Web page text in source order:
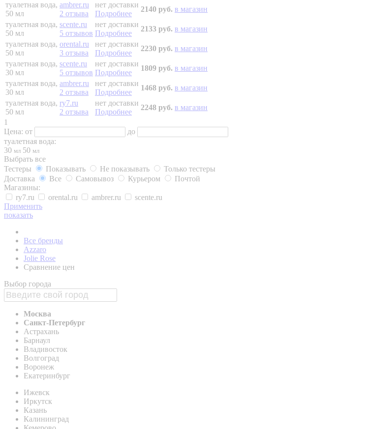
туалетная вода,
50 мл
ambrer.ru
2 отзыва
нет доставки
Подробнее
2140 руб. в магазин
туалетная вода,
50 мл
scente.ru
5 отзывов
нет доставки
Подробнее
2133 руб. в магазин
туалетная вода,
50 мл
orental.ru
3 отзыва
нет доставки
Подробнее
2230 руб. в магазин
туалетная вода,
30 мл
scente.ru
5 отзывов
нет доставки
Подробнее
1809 руб. в магазин
туалетная вода,
30 мл
ambrer.ru
2 отзыва
нет доставки
Подробнее
1468 руб. в магазин
туалетная вода,
50 мл
ry7.ru
2 отзыва
нет доставки
Подробнее
2248 руб. в магазин
1
Цена: от
до
туалетная вода:
30 мл 50 мл
Выбрать все
Тестеры
Показывать Не показывать
Только тестеры
Доставка
Все Самовывоз Курьером
Почтой
Магазины:
ry7.ru
orental.ru ambrer.ru
scente.ru
Применить
показать
Все бренды
Azzaro
Jolie Rose
Сравнение цен
Выбор города
Москва
Санкт-Петербург
Астрахань
Барнаул
Владивосток
Волгоград
Воронеж
Екатеринбург
Ижевск
Иркутск
Казань
Калининград